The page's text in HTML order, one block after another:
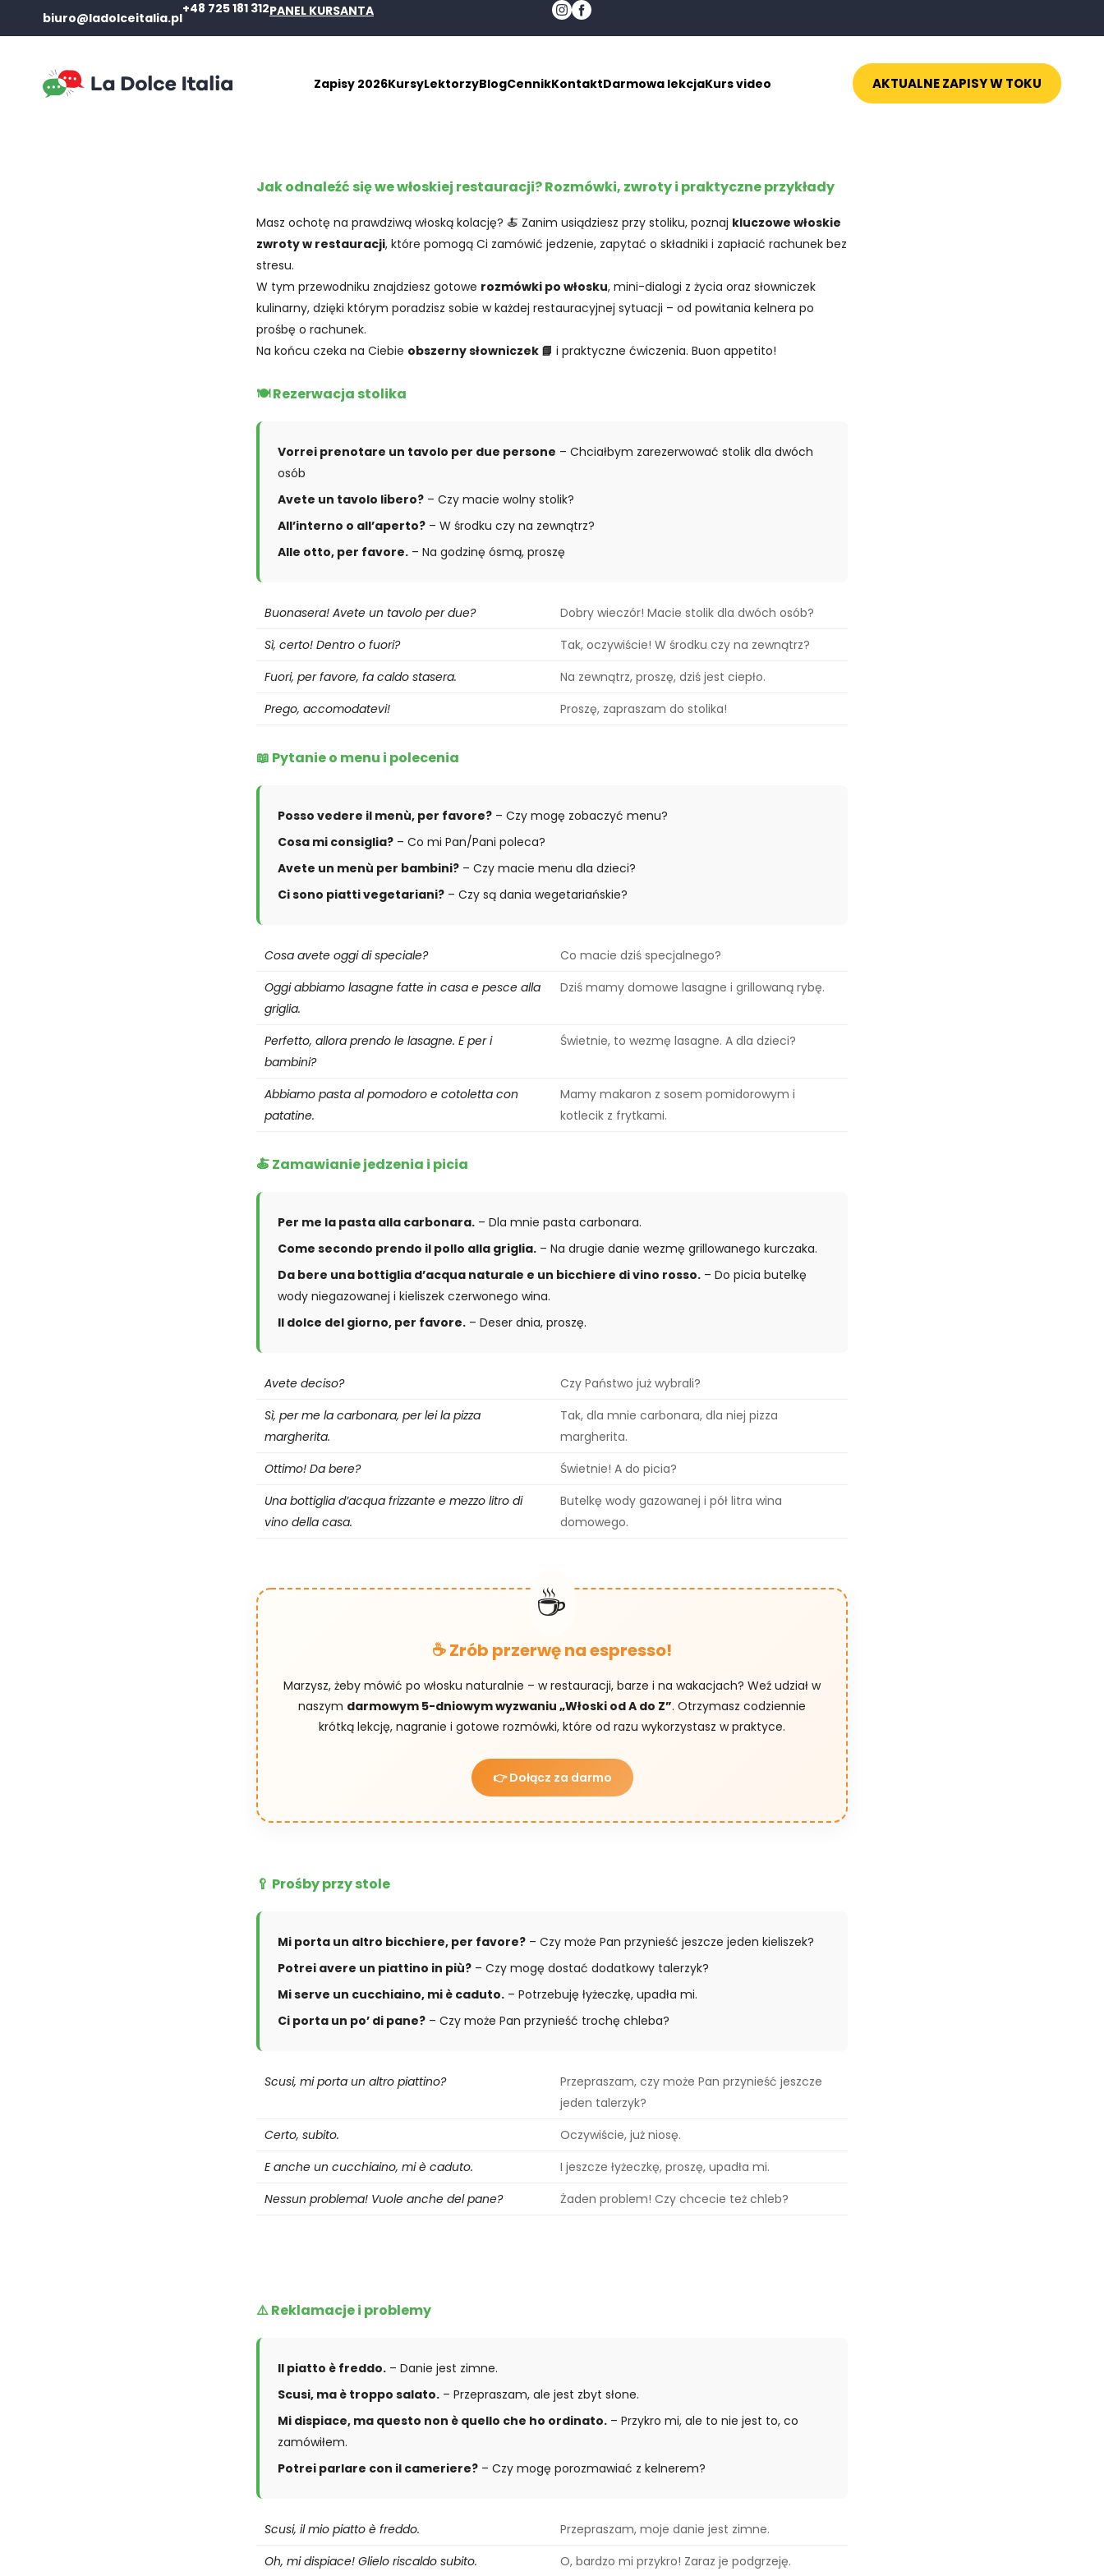
biuro@ladolceitalia.pl
+48 725 181 312PANEL KURSANTA
Zapisy 2026KursyLektorzyBlogCennikKontaktDarmowa lekcjaKurs video AKTUALNE ZAPISY W TOKU
Jak odnaleźć się we włoskiej restauracji? Rozmówki, zwroty i praktyczne przykłady
Masz ochotę na prawdziwą włoską kolację? 🍝 Zanim usiądziesz przy stoliku, poznaj kluczowe włoskie
zwroty w restauracji, które pomogą Ci zamówić jedzenie, zapytać o składniki i zapłacić rachunek bez
stresu.
W tym przewodniku znajdziesz gotowe rozmówki po włosku, mini-dialogi z życia oraz słowniczek
kulinarny, dzięki którym poradzisz sobie w każdej restauracyjnej sytuacji – od powitania kelnera po
prośbę o rachunek.
Na końcu czeka na Ciebie obszerny słowniczek 📘 i praktyczne ćwiczenia. Buon appetito!
🍽️ Rezerwacja stolika
Vorrei prenotare un tavolo per due persone – Chciałbym zarezerwować stolik dla dwóch
osób
Avete un tavolo libero? – Czy macie wolny stolik?
All’interno o all’aperto? – W środku czy na zewnątrz?
Alle otto, per favore. – Na godzinę ósmą, proszę
Buonasera! Avete un tavolo per due?
Dobry wieczór! Macie stolik dla dwóch osób?
Sì, certo! Dentro o fuori?
Tak, oczywiście! W środku czy na zewnątrz?
Fuori, per favore, fa caldo stasera.
Na zewnątrz, proszę, dziś jest ciepło.
Prego, accomodatevi!
Proszę, zapraszam do stolika!
📖 Pytanie o menu i polecenia
Posso vedere il menù, per favore? – Czy mogę zobaczyć menu?
Cosa mi consiglia? – Co mi Pan/Pani poleca?
Avete un menù per bambini? – Czy macie menu dla dzieci?
Ci sono piatti vegetariani? – Czy są dania wegetariańskie?
Cosa avete oggi di speciale?
Co macie dziś specjalnego?
Oggi abbiamo lasagne fatte in casa e pesce alla
griglia.
Dziś mamy domowe lasagne i grillowaną rybę.
Perfetto, allora prendo le lasagne. E per i
bambini?
Świetnie, to wezmę lasagne. A dla dzieci?
Abbiamo pasta al pomodoro e cotoletta con
patatine.
Mamy makaron z sosem pomidorowym i
kotlecik z frytkami.
🍝 Zamawianie jedzenia i picia
Per me la pasta alla carbonara. – Dla mnie pasta carbonara.
Come secondo prendo il pollo alla griglia. – Na drugie danie wezmę grillowanego kurczaka.
Da bere una bottiglia d’acqua naturale e un bicchiere di vino rosso. – Do picia butelkę
wody niegazowanej i kieliszek czerwonego wina.
Il dolce del giorno, per favore. – Deser dnia, proszę.
Avete deciso?
Czy Państwo już wybrali?
Sì, per me la carbonara, per lei la pizza
margherita.
Tak, dla mnie carbonara, dla niej pizza
margherita.
Ottimo! Da bere?
Świetnie! A do picia?
Una bottiglia d’acqua frizzante e mezzo litro di
vino della casa.
Butelkę wody gazowanej i pół litra wina
domowego.
☕ Zrób przerwę na espresso!
Marzysz, żeby mówić po włosku naturalnie – w restauracji, barze i na wakacjach? Weź udział w
naszym darmowym 5-dniowym wyzwaniu „Włoski od A do Z”. Otrzymasz codziennie
krótką lekcję, nagranie i gotowe rozmówki, które od razu wykorzystasz w praktyce.
👉 Dołącz za darmo
🥄 Prośby przy stole
Mi porta un altro bicchiere, per favore? – Czy może Pan przynieść jeszcze jeden kieliszek?
Potrei avere un piattino in più? – Czy mogę dostać dodatkowy talerzyk?
Mi serve un cucchiaino, mi è caduto. – Potrzebuję łyżeczkę, upadła mi.
Ci porta un po’ di pane? – Czy może Pan przynieść trochę chleba?
Scusi, mi porta un altro piattino?
Przepraszam, czy może Pan przynieść jeszcze
jeden talerzyk?
Certo, subito.
Oczywiście, już niosę.
E anche un cucchiaino, mi è caduto.
I jeszcze łyżeczkę, proszę, upadła mi.
Nessun problema! Vuole anche del pane?
Żaden problem! Czy chcecie też chleb?
⚠️ Reklamacje i problemy
Il piatto è freddo. – Danie jest zimne.
Scusi, ma è troppo salato. – Przepraszam, ale jest zbyt słone.
Mi dispiace, ma questo non è quello che ho ordinato. – Przykro mi, ale to nie jest to, co
zamówiłem.
Potrei parlare con il cameriere? – Czy mogę porozmawiać z kelnerem?
Scusi, il mio piatto è freddo.
Przepraszam, moje danie jest zimne.
Oh, mi dispiace! Glielo riscaldo subito.
O, bardzo mi przykro! Zaraz je podgrzeję.